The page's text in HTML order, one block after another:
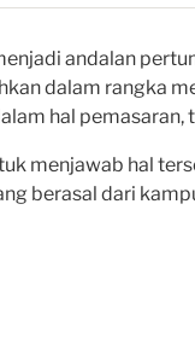
andalan
dalam rangka
hal
menjawab hal
berasal dari